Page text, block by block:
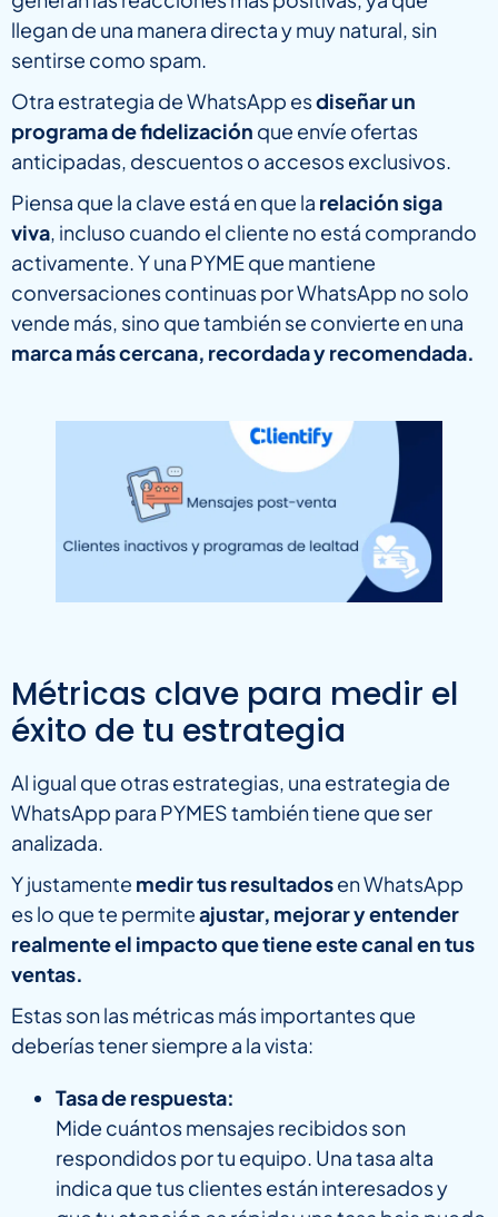
llegan de una manera directa y muy natural, sin
sentirse como spam.
Otra estrategia de WhatsApp esdiseñar un
programa de fidelización que envíe ofertas
anticipadas, descuentos o accesos exclusivos.
Piensa que la clave está en que la relación siga
viva, incluso cuando el cliente no está comprando
activamente. Y una PYME que mantiene
conversaciones continuas por WhatsApp no solo
vende más, sino que también se convierte en una
marca más cercana, recordada y recomendada.
Métricas clave para medir el
éxito de tu estrategia
Al igual que otras estrategias, una estrategia de
WhatsApp para PYMES también tiene que ser
analizada.
Y justamente medir tus resultadosen WhatsApp
es lo que te permiteajustar, mejorar y entender
realmente el impacto que tiene este canal en tus
ventas.
Estas son las métricas más importantes que
deberías tener siempre a la vista:
Tasa de respuesta:
Mide cuántos mensajes recibidos son
respondidos por tu equipo. Una tasa alta
indica que tus clientes están interesados y